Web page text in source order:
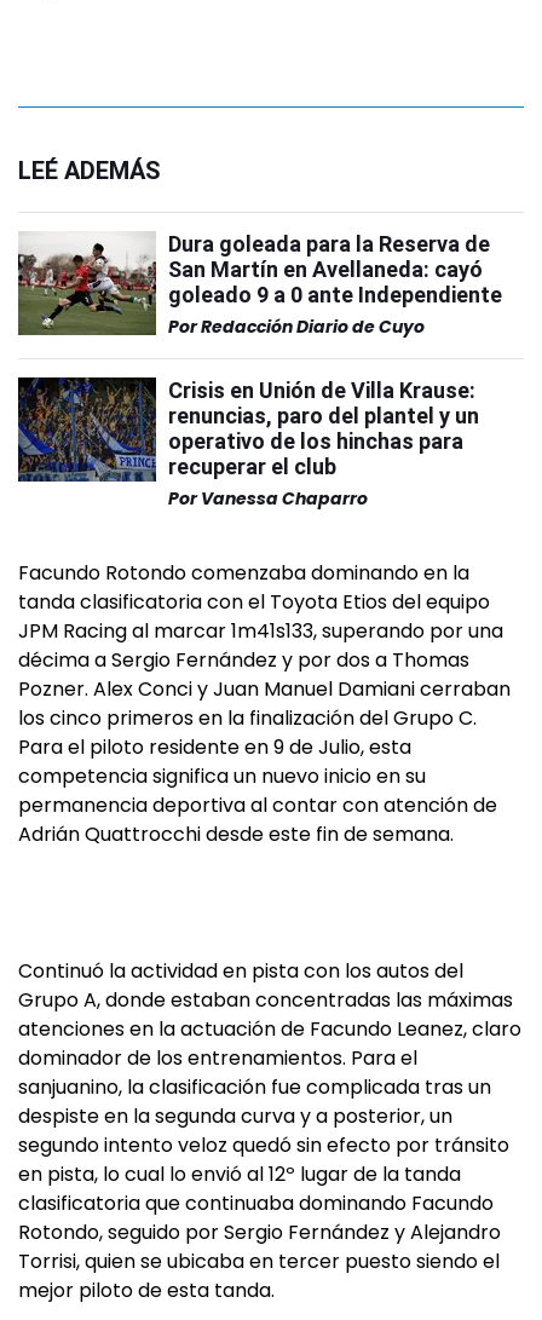
LEÉ ADEMÁS
Dura goleada para la Reserva de
San Martín en Avellaneda: cayó
goleado 9 a 0 ante Independiente
PorRedacción Diario de Cuyo
Crisis en Unión de Villa Krause:
renuncias, paro del plantel y un
operativo de los hinchas para
recuperar el club
Por Vanessa Chaparro
Facundo Rotondo comenzaba dominando en la
tanda clasificatoria con el Toyota Etios del equipo
JPM Racing al marcar 1m41s133, superando por una
décima a Sergio Fernández y por dos a Thomas
Pozner. Alex Conci y Juan Manuel Damiani cerraban
los cinco primeros en la finalización del Grupo C.
Para el piloto residente en 9 de Julio, esta
competencia significa un nuevo inicio en su
permanencia deportiva al contar con atención de
Adrián Quattrocchi desde este fin de semana.
Continuó la actividad en pista con los autos del
Grupo A, donde estaban concentradas las máximas
atenciones en la actuación de Facundo Leanez, claro
dominador de los entrenamientos. Para el
sanjuanino, la clasificación fue complicada tras un
despiste en la segunda curva y a posterior, un
segundo intento veloz quedó sin efecto por tránsito
en pista, lo cual lo envió al 12º lugar de la tanda
clasificatoria que continuaba dominando Facundo
Rotondo, seguido por Sergio Fernández y Alejandro
Torrisi, quien se ubicaba en tercer puesto siendo el
mejor piloto de esta tanda.